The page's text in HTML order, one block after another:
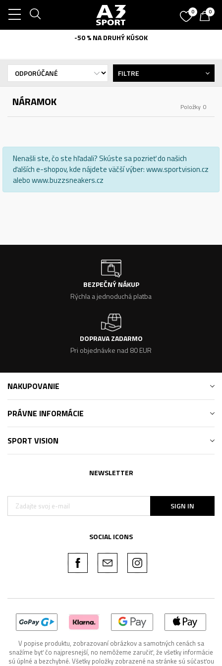
0 0
-50 % NA DRUHÝ KÚSOK
NÁRAMOK 0
Položky
FILTRE
Nenašli ste, čo ste hľadali? Skúste sa pozrieť do našich
ďalších e-shopov, kde nájdete väčší výber: www.sportvision.cz
alebo www.buzzsneakers.cz
BEZPEČNÝ NÁKUP
Rýchla a jednoduchá platba
DOPRAVA ZADARMO
Pri objednávke nad 80 EUR
NAKUPOVANIE
PRÁVNE INFORMÁCIE
SPORT VISION
NEWSLETTER
SIGN IN
SOCIAL ICONS
V popise produktu, zobrazovaní obrázkov a samotných cenách sa
snažíme byť čo najpresnejší, no nemôžeme zaručiť, že všetky informácie
sú úplné a bezchybné. Všetky položky zobrazené na stránke sú súčasťou